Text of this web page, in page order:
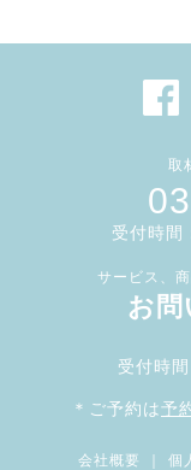
取
受付時間
サービス、
お問
受付時
＊ご予約は予
会社概要 ｜ 個